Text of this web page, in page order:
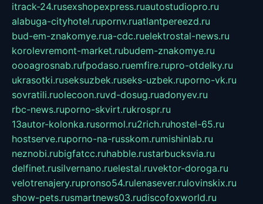
itrack-24.rusexshopexpress.ruautostudiopro.ru
alabuga-cityhotel.rupornv.ruatlantpereezd.ru
bud-em-znakomye.rua-cdc.ruelektrostal-news.ru
korolevremont-market.rubudem-znakomye.ru
oooagrosnab.rufpodaso.ruemfire.rupro-otdelky.ru
ukrasotki.ruseksuzbek.ruseks-uzbek.ruporno-vk.ru
sovratili.ruolecoon.ruvd-dosug.ruadonyev.ru
rbc-news.ruporno-skvirt.rukrospr.ru
13autor-kolonka.rusormol.ru2rich.ruhostel-65.ru
hostserve.ruporno-na-russkom.rumishinlab.ru
neznobi.rubigfatcc.ruhabble.rustarbucksvia.ru
delfinet.rusilvernano.ruelestal.ruvektor-doroga.ru
velotrenajery.rupronso54.rulenasever.rulovinskix.ru
show-pets.rusmartnews03.rudiscofoxworld.ru